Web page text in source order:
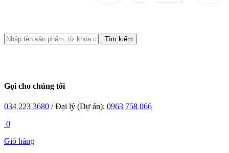
Tìm kiếm
Gọi cho chúng tôi
034 223 3680 / Đại lý (Dự án): 0963 758 066
0
Giỏ hàng